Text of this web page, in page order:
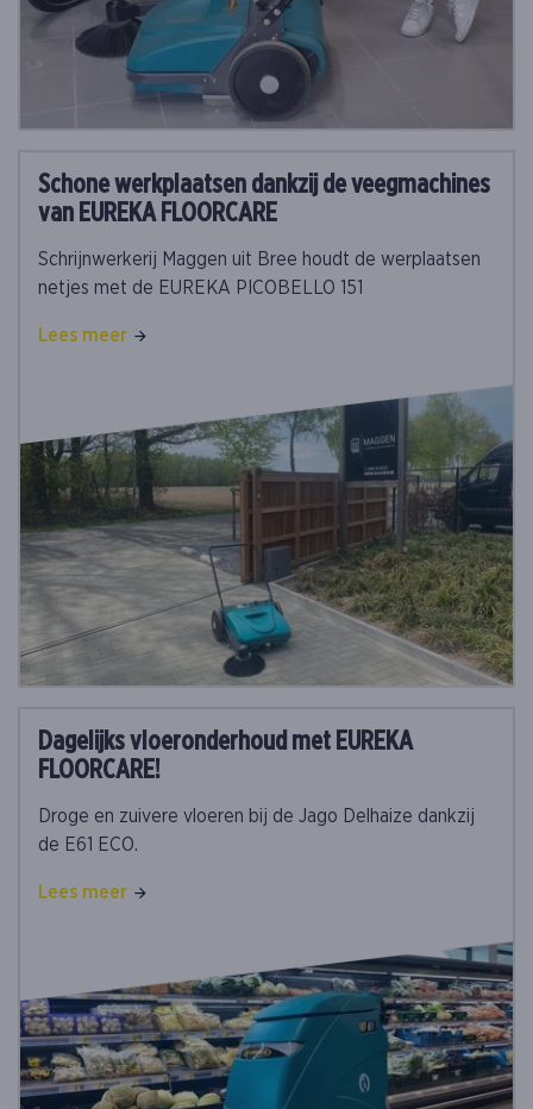
Schone werkplaatsen dankzij de veegmachines
van EUREKA FLOORCARE
Schrijnwerkerij Maggen uit Bree houdt de werplaatsen
netjes met de EUREKA PICOBELLO 151
Lees meer
Dagelijks vloeronderhoud met EUREKA
FLOORCARE!
Droge en zuivere vloeren bij de Jago Delhaize dankzij
de E61 ECO.
Lees meer